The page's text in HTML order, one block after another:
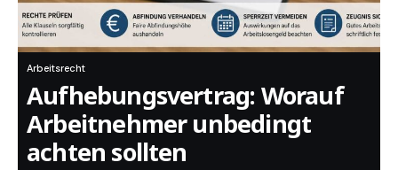
Arbeitsrecht
Aufhebungsvertrag: Worauf
Arbeitnehmer unbedingt
achten sollten